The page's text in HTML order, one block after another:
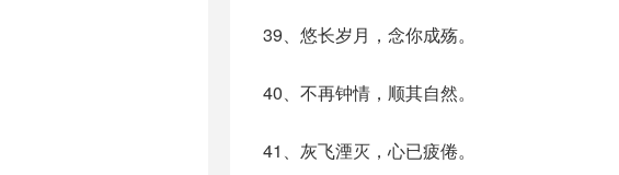
39、悠长岁月，念你成殇。
40、不再钟情，顺其自然。
41、灰飞湮灭，心已疲倦。